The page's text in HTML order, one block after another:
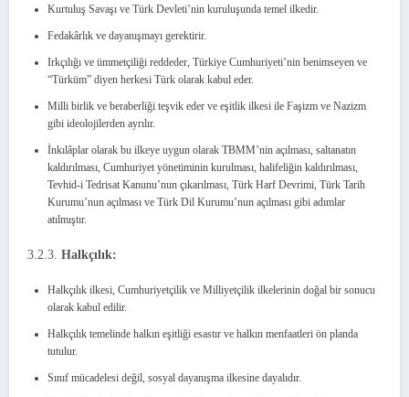
Kurtuluş Savaşı ve Türk Devleti’nin kuruluşunda temel ilkedir.
Fedakârlık ve dayanışmayı gerektirir.
Irkçılığı ve ümmetçiliği reddeder, Türkiye Cumhuriyeti’nin benimseyen ve
“Türküm” diyen herkesi Türk olarak kabul eder.
Milli birlik ve beraberliği teşvik eder ve eşitlik ilkesi ile Faşizm ve Nazizm
gibi ideolojilerden ayrılır.
İnkılâplar olarak bu ilkeye uygun olarak TBMM’nin açılması, saltanatın
kaldırılması, Cumhuriyet yönetiminin kurulması, halifeliğin kaldırılması,
Tevhid-i Tedrisat Kanunu’nun çıkarılması, Türk Harf Devrimi, Türk Tarih
Kurumu’nun açılması ve Türk Dil Kurumu’nun açılması gibi adımlar
atılmıştır.
3.2.3. Halkçılık:
Halkçılık ilkesi, Cumhuriyetçilik ve Milliyetçilik ilkelerinin doğal bir sonucu
olarak kabul edilir.
Halkçılık temelinde halkın eşitliği esastır ve halkın menfaatleri ön planda
tutulur.
Sınıf mücadelesi değil, sosyal dayanışma ilkesine dayalıdır.